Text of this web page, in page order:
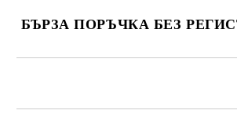
БЪРЗА ПОРЪЧКА БЕЗ